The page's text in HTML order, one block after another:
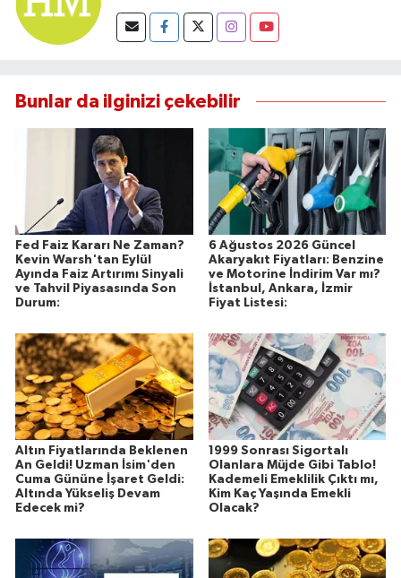
Bunlar da ilginizi çekebilir
Fed Faiz Kararı Ne Zaman?
Kevin Warsh'tan Eylül
Ayında Faiz Artırımı Sinyali
ve Tahvil Piyasasında Son
Durum:
6 Ağustos 2026 Güncel
Akaryakıt Fiyatları: Benzine
ve Motorine İndirim Var mı?
İstanbul, Ankara, İzmir
Fiyat Listesi:
Altın Fiyatlarında Beklenen
An Geldi! Uzman İsim'den
Cuma Gününe İşaret Geldi:
Altında Yükseliş Devam
Edecek mi?
1999 Sonrası Sigortalı
Olanlara Müjde Gibi Tablo!
Kademeli Emeklilik Çıktı mı,
Kim Kaç Yaşında Emekli
Olacak?